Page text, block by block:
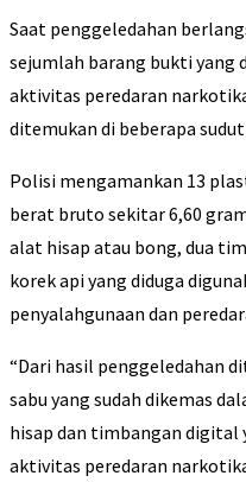
Saat penggeledahan
sejumlah barang bukti yang
aktivitas peredaran
ditemukan di beberapa
Polisi mengamankan 13
berat bruto sekitar 6,60
alat hisap atau bong, dua
korek api yang diduga
penyalahgunaan dan
“Dari hasil penggeledahan
sabu yang sudah dikemas
hisap dan timbangan digital
aktivitas peredaran